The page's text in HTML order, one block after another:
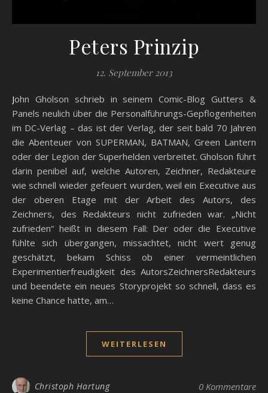
Peters Prinzip
12. September 2013
John Gholson schrieb in seinem Comic-Blog Gutters &
Panels neulich über die Personalführungs-Gepflogenheiten
im DC-Verlag – das ist der Verlag, der seit bald 70 Jahren
die Abenteuer von SUPERMAN, BATMAN, Green Lantern
oder der Legion der Superhelden verbreitet. Gholson führt
darin penibel auf, welche Autoren, Zeichner, Redakteure
wie schnell wieder gefeuert wurden, weil ein Executive aus
der oberen Etage mit der Arbeit des Autors, des
Zeichners, des Redakteurs nicht zufrieden war. „Nicht
zufrieden“ heißt in diesem Fall: Der oder die Executive
fühlte sich übergangen, missachtet, nicht wert genug
geschätzt, bekam Schiss ob einer vermeintlichen
Experimentierfreudigkeit des AutorsZeichnersRedakteurs
und beendete ein neues Storyprojekt so schnell, dass es
keine Chance hatte, am…
WEITERLESEN
Christoph Hartung 0 Kommentare